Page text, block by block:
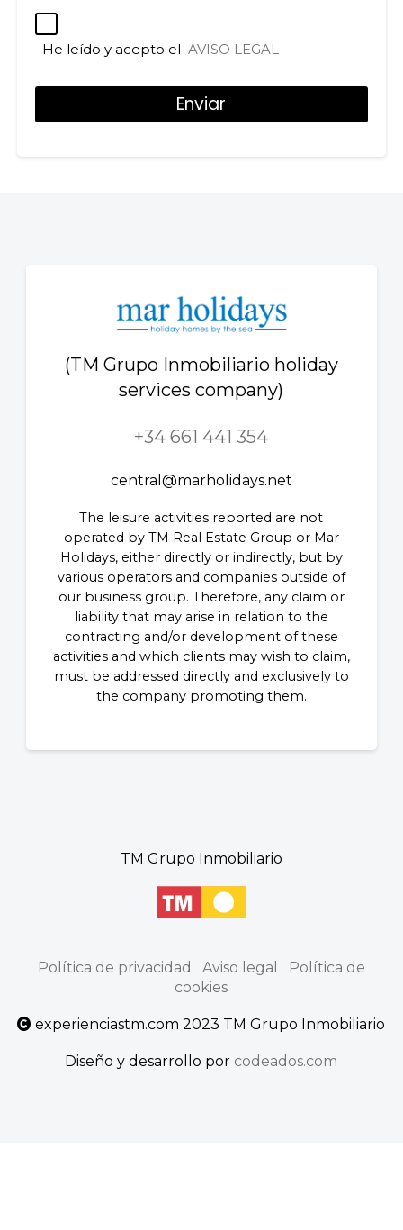
He leído y acepto el AVISO LEGAL
(TM Grupo Inmobiliario holiday
services company)
+34 661 441 354
central@marholidays.net
The leisure activities reported are not
operated by TM Real Estate Group or Mar
Holidays, either directly or indirectly, but by
various operators and companies outside of
our business group. Therefore, any claim or
liability that may arise in relation to the
contracting and/or development of these
activities and which clients may wish to claim,
must be addressed directly and exclusively to
the company promoting them.
TM Grupo Inmobiliario
Política de privacidad Aviso legal
Política de
cookies
experienciastm.com 2023 TM Grupo Inmobiliario
Diseño y desarrollo por codeados.com